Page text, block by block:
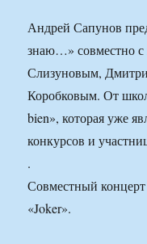
Андрей Сапунов
знаю…» совместно
Слизуновым,
Коробковым. От
bien», которая уже
конкурсов и
.
Совместный концерт
«Joker».